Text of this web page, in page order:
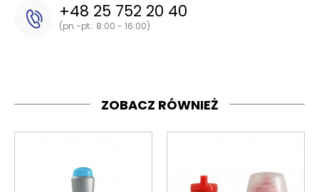
+48 25 752 20 40
(pn.-pt.: 8:00 - 16:00)
ZOBACZ RÓWNIEŻ